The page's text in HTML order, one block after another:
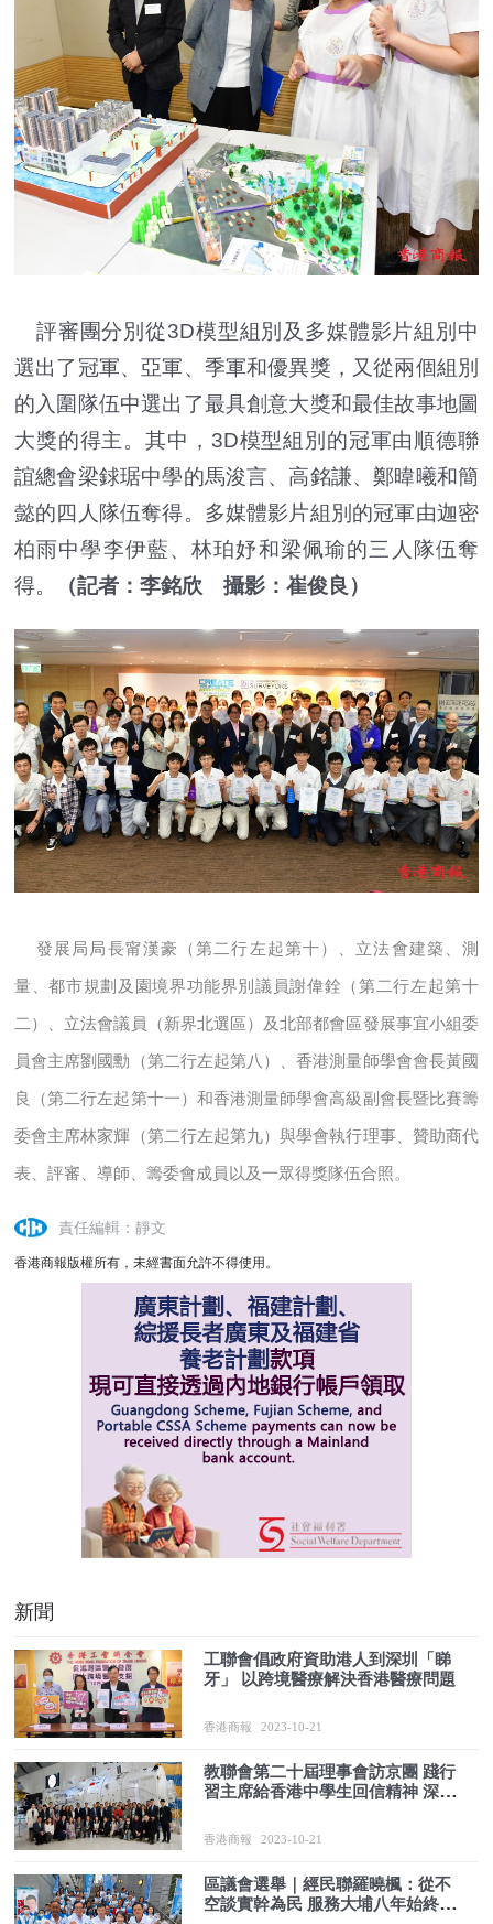
評審團分別從3D模型組別及多媒體影片組別中
選出了冠軍、亞軍、季軍和優異獎，又從兩個組別
的入圍隊伍中選出了最具創意大獎和最佳故事地圖
大獎的得主。其中，3D模型組別的冠軍由順德聯
誼總會梁銶琚中學的馬浚言、高銘謙、鄭暐曦和簡
懿的四人隊伍奪得。多媒體影片組別的冠軍由迦密
柏雨中學李伊藍、林珀妤和梁佩瑜的三人隊伍奪
得。
（記者：李銘欣 攝影：崔俊良）
發展局局長甯漢豪（第二行左起第十）、立法會建築、測
量、都市規劃及園境界功能界別議員謝偉銓（第二行左起第十
二）、立法會議員（新界北選區）及北部都會區發展事宜小組委
員會主席劉國勳（第二行左起第八）、香港測量師學會會長黃國
良（第二行左起第十一）和香港測量師學會高級副會長暨比賽籌
委會主席林家輝（第二行左起第九）與學會執行理事、贊助商代
表、評審、導師、籌委會成員以及一眾得獎隊伍合照。
責任編輯：靜文
香港商報版權所有，未經書面允許不得使用。
新聞
工聯會倡政府資助港人到深圳「睇
牙」 以跨境醫療解決香港醫療問題
香港商報 2023-10-21
教聯會第二十屆理事會訪京團 踐行
習主席給香港中學生回信精神 深入
香港商報 2023-10-21
區議會選舉｜經民聯羅曉楓：從不
空談實幹為民 服務大埔八年始終如